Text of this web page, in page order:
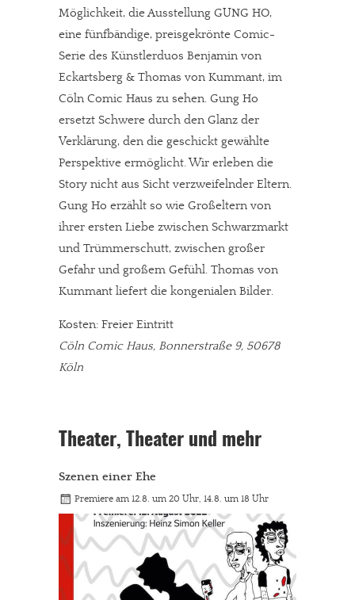
Möglichkeit, die Ausstellung GUNG HO,
eine fünfbändige, preisgekrönte Comic-
Serie des Künstlerduos Benjamin von
Eckartsberg & Thomas von Kummant, im
Cöln Comic Haus zu sehen. Gung Ho
ersetzt Schwere durch den Glanz der
Verklärung, den die geschickt gewählte
Perspektive ermöglicht. Wir erleben die
Story nicht aus Sicht verzweifelnder Eltern.
Gung Ho erzählt so wie Großeltern von
ihrer ersten Liebe zwischen Schwarzmarkt
und Trümmerschutt, zwischen großer
Gefahr und großem Gefühl. Thomas von
Kummant liefert die kongenialen Bilder.
Kosten: Freier Eintritt
Cöln Comic Haus, Bonnerstraße 9, 50678
Köln
Theater, Theater und mehr
Szenen einer Ehe
Premiere am 12.8. um 20 Uhr, 14.8. um 18 Uhr